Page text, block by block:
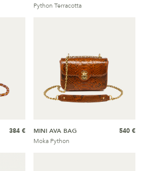
Python Terracotta
384 €
MINI AVA BAG
Moka Python
540 €